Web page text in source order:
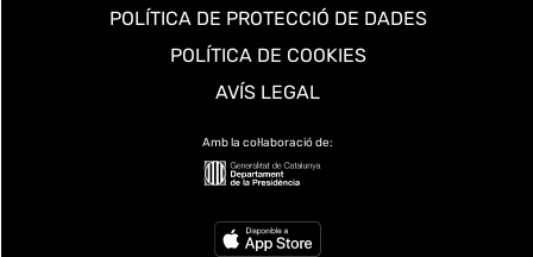
POLÍTICA DE PROTECCIÓ DE DADES
POLÍTICA DE COOKIES
AVÍS LEGAL
Amb la col·laboració de: